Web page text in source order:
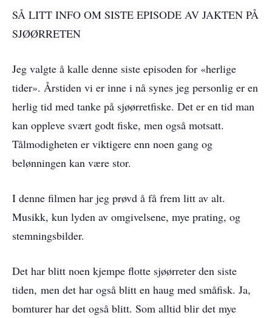
SÅ LITT INFO OM SISTE EPISODE AV JAKTEN PÅ
SJØØRRETEN
Jeg valgte å kalle denne siste episoden for «herlige
tider». Årstiden vi er inne i nå synes jeg personlig er en
herlig tid med tanke på sjøørretfiske. Det er en tid man
kan oppleve svært godt fiske, men også motsatt.
Tålmodigheten er viktigere enn noen gang og
belønningen kan være stor.
I denne filmen har jeg prøvd å få frem litt av alt.
Musikk, kun lyden av omgivelsene, mye prating, og
stemningsbilder.
Det har blitt noen kjempe flotte sjøørreter den siste
tiden, men det har også blitt en haug med småfisk. Ja,
bomturer har det også blitt. Som alltid blir det mye